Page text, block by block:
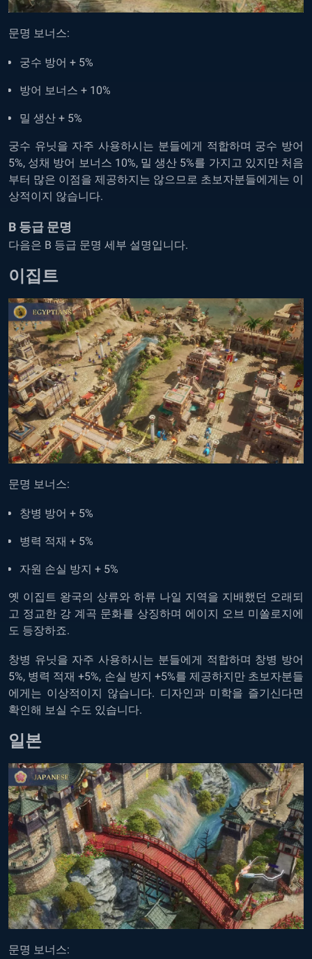
문명 보너스:
궁수 방어 + 5%
방어 보너스 + 10%
밀 생산 + 5%
궁수 유닛을 자주 사용하시는 분들에게 적합하며 궁수 방어
5%, 성채 방어 보너스 10%, 밀 생산 5%를 가지고 있지만 처음
부터 많은 이점을 제공하지는 않으므로 초보자분들에게는 이
상적이지 않습니다.
B 등급 문명
다음은 B 등급 문명 세부 설명입니다.
이집트
문명 보너스:
창병 방어 + 5%
병력 적재 + 5%
자원 손실 방지 + 5%
옛 이집트 왕국의 상류와 하류 나일 지역을 지배했던 오래되
고 정교한 강 계곡 문화를 상징하며 에이지 오브 미쏠로지에
도 등장하죠.
창병 유닛을 자주 사용하시는 분들에게 적합하며 창병 방어
5%, 병력 적재 +5%, 손실 방지 +5%를 제공하지만 초보자분들
에게는 이상적이지 않습니다. 디자인과 미학을 즐기신다면
확인해 보실 수도 있습니다.
일본
문명 보너스: